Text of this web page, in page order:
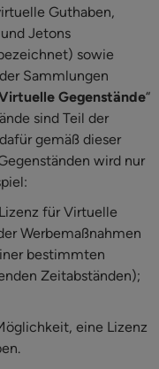
Guthaben,
Jetons
sowie
Sammlungen
Gegenstände“
sind Teil der
gemäß dieser
wird nur
für Virtuelle
Werbemaßnahmen
bestimmten
Zeitabständen);
eine Lizenz